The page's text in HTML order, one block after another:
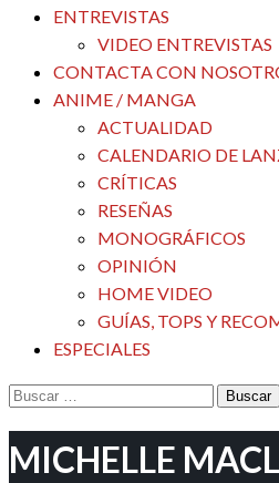
ENTREVISTAS
VIDEO ENTREVISTAS
CONTACTA CON
ANIME / MANGA
ACTUALIDAD
CALENDARIO DE
CRÍTICAS
RESEÑAS
MONOGRÁFICOS
OPINIÓN
HOME VIDEO
GUÍAS, TOPS Y
ESPECIALES
Buscar:
MICHELLE